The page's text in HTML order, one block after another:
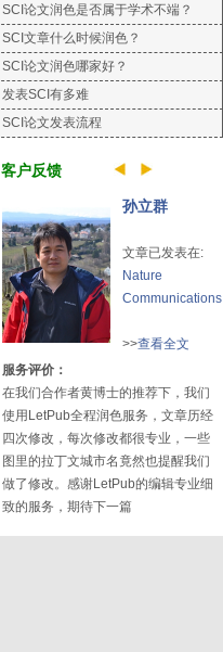
SCI论文润色是否属于学术不端？
SCI文章什么时候润色？
SCI论文润色哪家好？
发表SCI有多难
SCI论文发表流程
客户反馈
孙立群
文章已发表在:
Nature
Communications
>>查看全文
服务评价：
在我们合作者黄博士的推荐下，我们
使用LetPub全程润色服务，文章历经
四次修改，每次修改都很专业，一些
图里的拉丁文城市名竟然也提醒我们
做了修改。感谢LetPub的编辑专业细
致的服务，期待下一篇